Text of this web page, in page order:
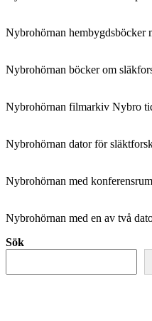
Nybrohörnan hembygdsböcker
Nybrohörnan böcker om
Nybrohörnan filmarkiv Nybro
Nybrohörnan dator för
Nybrohörnan med konferensrum
Nybrohörnan med en av två
Sök